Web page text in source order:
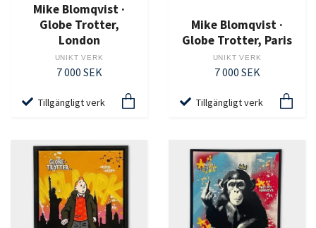
Mike Blomqvist ·
Globe Trotter,
London
UNIKT VERK
7 000 SEK
Tillgängligt verk
Mike Blomqvist ·
Globe Trotter, Paris
UNIKT VERK
7 000 SEK
Tillgängligt verk